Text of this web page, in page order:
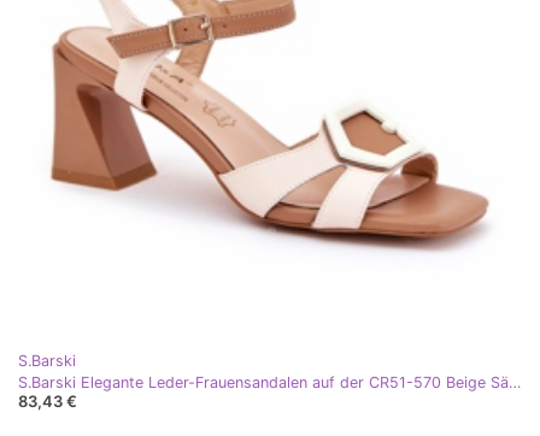
S.Barski
S.Barski Elegante Leder-Frauensandalen auf der CR51-570 Beige Säule
83,43 €